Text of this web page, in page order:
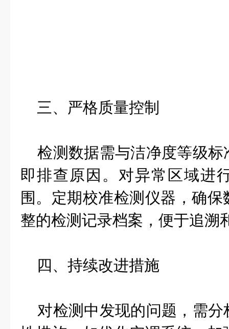
三、严格质量控制
检测数据需与洁净度等级标
即排查原因。对异常区域进
围。定期校准检测仪器，确
整的检测记录档案，便于追溯
四、持续改进措施
对检测中发现的问题，需分